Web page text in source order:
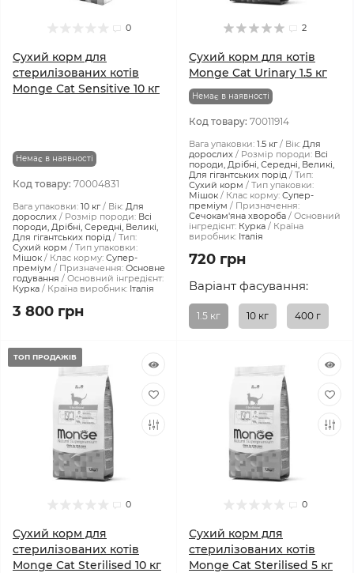
0
Сухий корм для
стерилізованих котів
Monge Cat Sensitive 10 кг
Немає в наявності
Код товару: 70004831
Вага упаковки: 10 кг Вік: Для
дорослих
Розмір породи: Всі
породи, Дрібні, Середні, Великі,
Для гігантських порід
Тип:
Сухий корм
Тип упаковки:
Мішок
Клас корму: Супер-
преміум
Призначення: Основне
годування
Основний інгредієнт:
Курка
Країна виробник: Італія
3 800 грн
2
Сухий корм для котів
Monge Cat Urinary 1.5 кг
Немає в наявності
Код товару: 70011914
Вага упаковки: 1.5 кг Вік: Для
дорослих
Розмір породи: Всі
породи, Дрібні, Середні, Великі,
Для гігантських порід
Тип:
Сухий корм
Тип упаковки:
Мішок
Клас корму: Супер-
преміум
Призначення:
Сечокам'яна хвороба
Основний
інгредієнт: Курка
Країна
виробник: Італія
720 грн
Варіант фасування:
1.5 кг 10 кг 400 г
ТОП ПРОДАЖІВ
0
Сухий корм для
стерилізованих котів
Monge Cat Sterilised 10 кг
0
Сухий корм для
стерилізованих котів
Monge Cat Sterilised 5 кг